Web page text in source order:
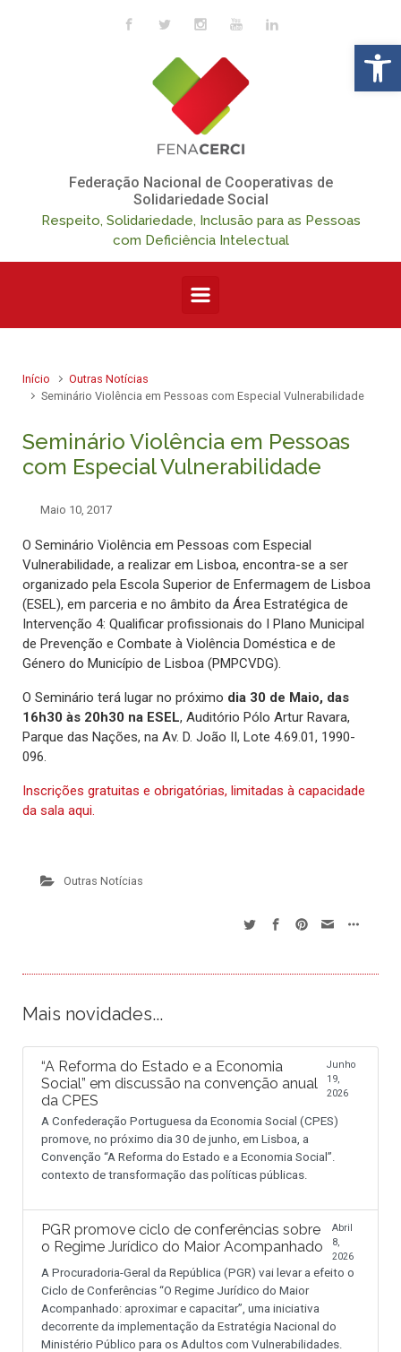
Skip to main content
Federação Nacional de Cooperativas de
Solidariedade Social
Respeito, Solidariedade, Inclusão para as Pessoas
com Deficiência Intelectual
Início
Outras Notícias
Seminário Violência em Pessoas com Especial Vulnerabilidade
Seminário Violência em Pessoas
com Especial Vulnerabilidade
Maio 10, 2017
O Seminário Violência em Pessoas com Especial
Vulnerabilidade, a realizar em Lisboa, encontra-se a ser
organizado pela Escola Superior de Enfermagem de Lisboa
(ESEL), em parceria e no âmbito da Área Estratégica de
Intervenção 4: Qualificar profissionais do I Plano Municipal
de Prevenção e Combate à Violência Doméstica e de
Género do Município de Lisboa (PMPCVDG).
O Seminário terá lugar no próximo dia 30 de Maio, das
16h30 às 20h30 na ESEL, Auditório Pólo Artur Ravara,
Parque das Nações, na Av. D. João II, Lote 4.69.01, 1990-
096.
Inscrições gratuitas e obrigatórias, limitadas à capacidade
da sala aqui.
Outras Notícias
Mais novidades...
“A Reforma do Estado e a Economia
Social” em discussão na convenção anual
da CPES
Junho
19,
2026
A Confederação Portuguesa da Economia Social (CPES)
promove, no próximo dia 30 de junho, em Lisboa, a
Convenção “A Reforma do Estado e a Economia Social”.
contexto de transformação das políticas públicas.
PGR promove ciclo de conferências sobre
o Regime Jurídico do Maior Acompanhado
Abril
8,
2026
A Procuradoria-Geral da República (PGR) vai levar a efeito o
Ciclo de Conferências “O Regime Jurídico do Maior
Acompanhado: aproximar e capacitar”, uma iniciativa
decorrente da implementação da Estratégia Nacional do
Ministério Público para os Adultos com Vulnerabilidades.